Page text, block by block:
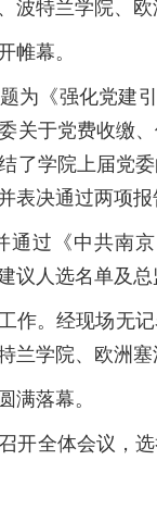
波特兰学院、
帷幕。
为《强化党建
关于党费收缴
了学院上届党
表决通过两项报
通过《中共南
议人选名单及
作。经现场无
兰学院、欧洲
满落幕。
开全体会议，